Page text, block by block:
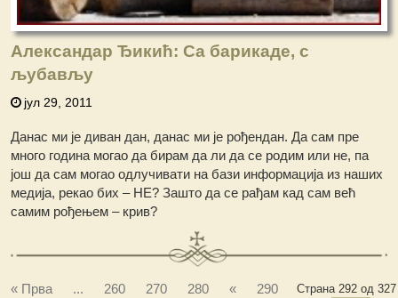
Александар Ђикић: Са барикаде, с
љубављу
јул 29, 2011
Данас ми је диван дан, данас ми је рођендан. Да сам пре
много година могао да бирам да ли да се родим или не, па
још да сам могао одлучивати на бази информација из наших
медија, рекао бих – НЕ? Зашто да се рађам кад сам већ
самим рођењем – крив?
Страна 292 од 327
« Прва ... 260 270 280 «
290